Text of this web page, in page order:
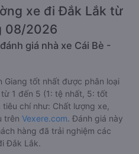
xe đi Đắk Lắk từ
08/2026
giá nhà xe Cái Bè -
Giang tốt nhất được phân loại
1 đến 5 (1: tệ nhất, 5: tốt
chí như: Chất lượng xe,
trên Vexere.com. Đánh giá này
hàng đã trải nghiệm các
Đắk Lắk.